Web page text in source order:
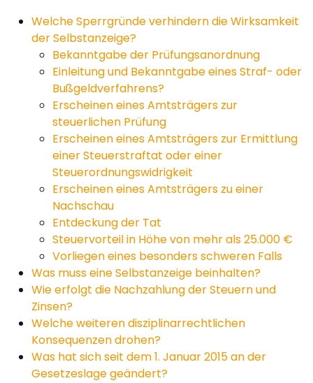
Welche Sperrgründe verhindern die Wirksamkeit
der Selbstanzeige?
Bekanntgabe der Prüfungsanordnung
Einleitung und Bekanntgabe eines Straf- oder
Bußgeldverfahrens?
Erscheinen eines Amtsträgers zur
steuerlichen Prüfung
Erscheinen eines Amtsträgers zur Ermittlung
einer Steuerstraftat oder einer
Steuerordnungswidrigkeit
Erscheinen eines Amtsträgers zu einer
Nachschau
Entdeckung der Tat
Steuervorteil in Höhe von mehr als 25.000 €
Vorliegen eines besonders schweren Falls
Was muss eine Selbstanzeige beinhalten?
Wie erfolgt die Nachzahlung der Steuern und
Zinsen?
Welche weiteren disziplinarrechtlichen
Konsequenzen drohen?
Was hat sich seit dem 1. Januar 2015 an der
Gesetzeslage geändert?